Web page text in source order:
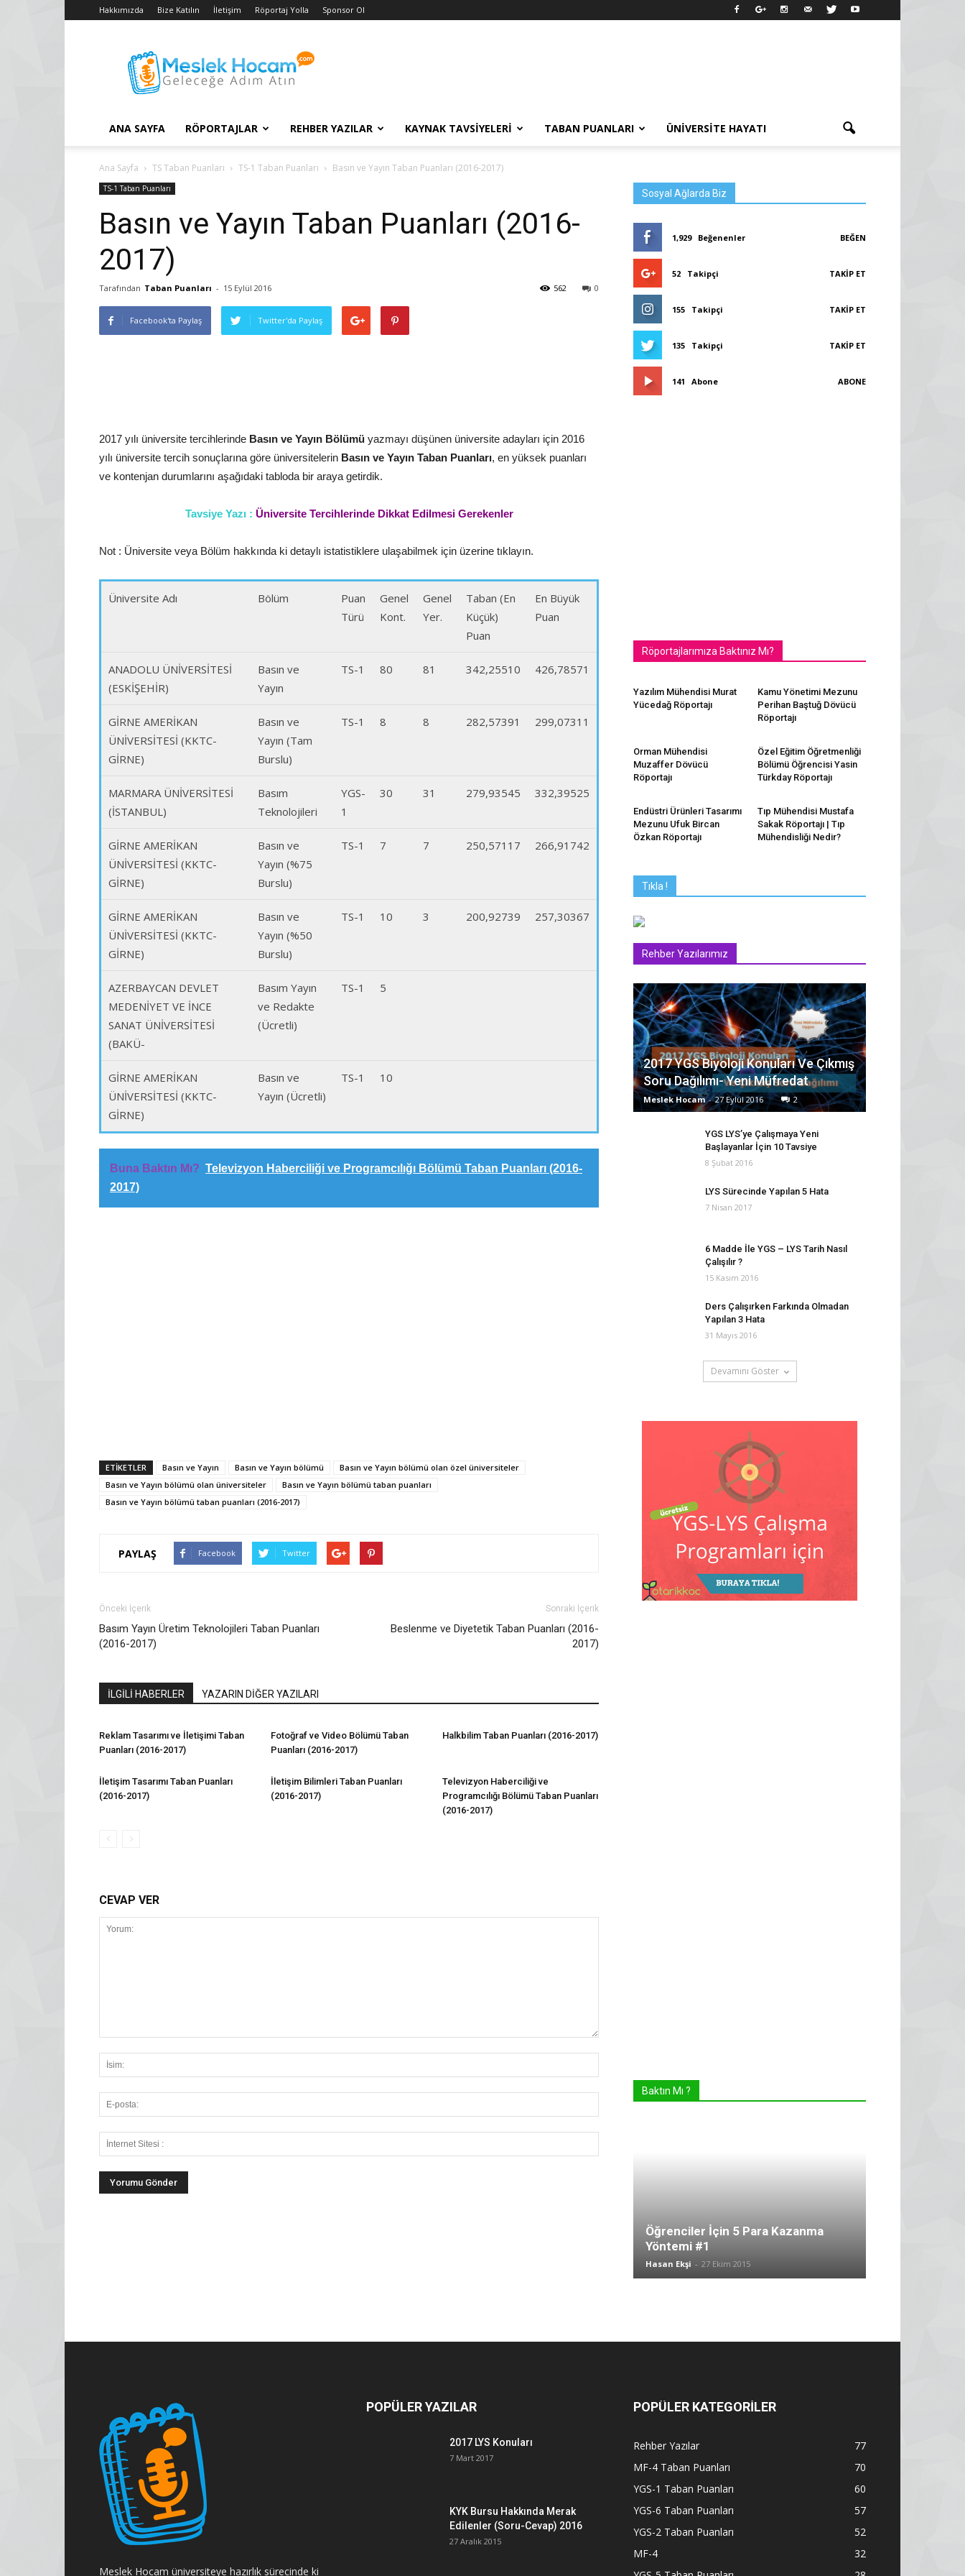
Hakkımızda Bize Katılın İletişim Röportaj Yolla Sponsor Ol
Puanları
–
2018
–
Konuları
ANA SAYFA RÖPORTAJLAR REHBER YAZILAR KAYNAK TAVSIYELERI TABAN PUANLARI ÜNIVERSITE HAYATI
Ana Sayfa TS Taban Puanları TS-1 Taban Puanları Basın ve Yayın Taban Puanları (2016-2017)
TS-1 Taban Puanları
Basın ve Yayın Taban Puanları (2016-
2017)
Tarafından Taban Puanları - 15 Eylül 2016 0
562
Facebook'ta Paylaş Twitter'da Paylaş
2017 yılı üniversite tercihlerinde Basın ve Yayın Bölümü yazmayı düşünen üniversite adayları için 2016
yılı üniversite tercih sonuçlarına göre üniversitelerin Basın ve Yayın Taban Puanları, en yüksek puanları
ve kontenjan durumlarını aşağıdaki tabloda bir araya getirdik.
Tavsiye Yazı : Üniversite Tercihlerinde Dikkat Edilmesi Gerekenler
Not : Üniversite veya Bölüm hakkında ki detaylı istatistiklere ulaşabilmek için üzerine tıklayın.
Üniversite Adı Bölüm
Puan
Türü
Genel
Kont.
Genel
Yer.
Taban (En
Küçük)
Puan
En Büyük
Puan
ANADOLU ÜNİVERSİTESİ
(ESKİŞEHİR)
Basın ve
Yayın
TS-1 80 81 342,25510 426,78571
GİRNE AMERİKAN
ÜNİVERSİTESİ (KKTC-
GİRNE)
Basın ve
Yayın (Tam
Burslu)
TS-1 8 8 282,57391 299,07311
MARMARA ÜNİVERSİTESİ
(İSTANBUL)
Basım
Teknolojileri
YGS-
1
30 31 279,93545 332,39525
GİRNE AMERİKAN
ÜNİVERSİTESİ (KKTC-
GİRNE)
Basın ve
Yayın (%75
Burslu)
TS-1 7 7 250,57117 266,91742
GİRNE AMERİKAN
ÜNİVERSİTESİ (KKTC-
GİRNE)
Basın ve
Yayın (%50
Burslu)
TS-1 10 3 200,92739 257,30367
AZERBAYCAN DEVLET
MEDENİYET VE İNCE
SANAT ÜNİVERSİTESİ
(BAKÜ-
Basım Yayın
ve Redakte
(Ücretli)
TS-1 5
GİRNE AMERİKAN
ÜNİVERSİTESİ (KKTC-
GİRNE)
Basın ve
Yayın (Ücretli)
TS-1 10
Buna Baktın Mı? Televizyon Haberciliği ve Programcılığı Bölümü Taban Puanları (2016-
2017)
ETİKETLER Basın ve Yayın Basın ve Yayın bölümü
Basın ve Yayın bölümü olan özel üniversiteler
Basın ve Yayın bölümü olan üniversiteler
Basın ve Yayın bölümü taban puanları
Basın ve Yayın bölümü taban puanları (2016-2017)
PAYLAŞ Facebook Twitter
Önceki İçerik
Basım Yayın Üretim Teknolojileri Taban Puanları
(2016-2017)
Sonraki İçerik
Beslenme ve Diyetetik Taban Puanları (2016-
2017)
İLGİLİ HABERLER YAZARIN DİĞER YAZILARI
Reklam Tasarımı ve İletişimi Taban
Puanları (2016-2017)
Fotoğraf ve Video Bölümü Taban
Puanları (2016-2017)
Halkbilim Taban Puanları (2016-2017)
İletişim Tasarımı Taban Puanları
(2016-2017)
İletişim Bilimleri Taban Puanları
(2016-2017)
Televizyon Haberciliği ve
Programcılığı Bölümü Taban Puanları
(2016-2017)
CEVAP VER
Sosyal Ağlarda Biz
1,929 Beğenenler BEĞEN
52 Takipçi TAKIP ET
155 Takipçi TAKIP ET
135 Takipçi TAKIP ET
141 Abone ABONE
Röportajlarımıza Baktınız Mı?
Yazılım Mühendisi Murat
Yücedağ Röportajı
Kamu Yönetimi Mezunu
Perihan Baştuğ Dövücü
Röportajı
Orman Mühendisi
Muzaffer Dövücü
Röportajı
Özel Eğitim Öğretmenliği
Bölümü Öğrencisi Yasin
Türkday Röportajı
Endüstri Ürünleri Tasarımı
Mezunu Ufuk Bircan
Özkan Röportajı
Tıp Mühendisi Mustafa
Sakak Röportajı | Tıp
Mühendisliği Nedir?
Tıkla !
Rehber Yazılarımız
2017 YGS Biyoloji Konuları Ve Çıkmış
Soru Dağılımı- Yeni Müfredat
Meslek Hocam - 27 Eylül 2016 2
YGS LYS’ye Çalışmaya Yeni
Başlayanlar İçin 10 Tavsiye
8 Şubat 2016
LYS Sürecinde Yapılan 5 Hata
7 Nisan 2017
6 Madde İle YGS – LYS Tarih Nasıl
Çalışılır ?
15 Kasım 2016
Ders Çalışırken Farkında Olmadan
Yapılan 3 Hata
31 Mayıs 2016
Devamını Göster
Baktın Mı ?
Öğrenciler İçin 5 Para Kazanma
Yöntemi #1
Hasan Ekşi - 27 Ekim 2015
Meslek Hocam üniversiteye hazırlık sürecinde ki
POPÜLER YAZILAR
2017 LYS Konuları
7 Mart 2017
KYK Bursu Hakkında Merak
Edilenler (Soru-Cevap) 2016
27 Aralık 2015
POPÜLER KATEGORİLER
Rehber Yazılar
77
MF-4 Taban Puanları
70
YGS-1 Taban Puanları
60
YGS-6 Taban Puanları
57
YGS-2 Taban Puanları
52
MF-4
32